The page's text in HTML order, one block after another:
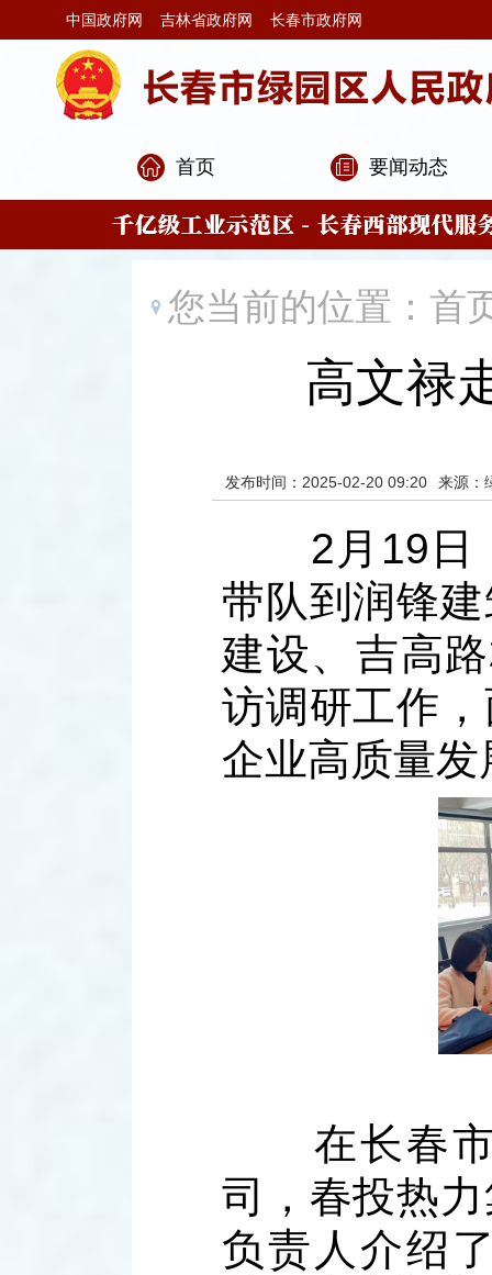
中国政府网 吉林省政府网 长春市政府网
首页 要闻动态
您当前的位置： 首
高文禄
发布时间：2025-02-20 09:20 来源：
2月19日，
带队到润锋
建设、吉高
访调研工作
企业高质量
在长春市
司，春投热
负责人介绍